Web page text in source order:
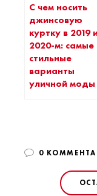
С чем носить
джинсовую
куртку в 2019
2020-м: самые
стильные
варианты
уличной моды
0